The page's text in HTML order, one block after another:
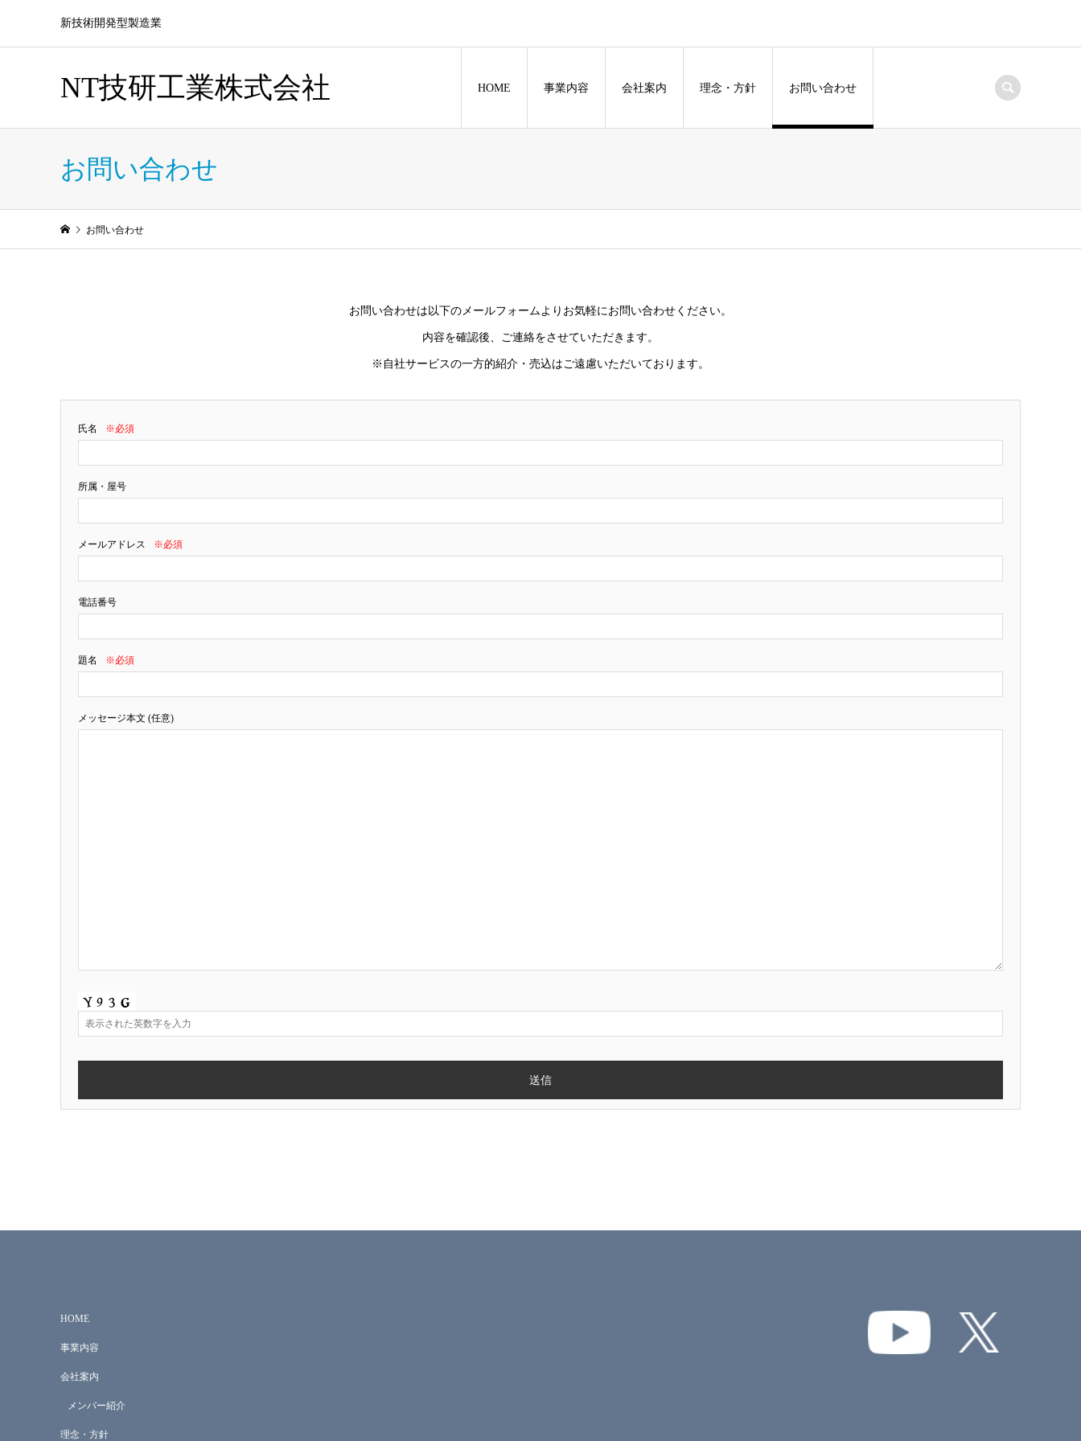
新技術開発型製造業
NT技研工業株式会社 HOME 事業内容 会社案内 理念・方針 お問い合わせ
お問い合わせ
お問い合わせ
お問い合わせは以下のメールフォームよりお気軽にお問い合わせください。
内容を確認後、ご連絡をさせていただきます。
※自社サービスの一方的紹介・ 売込はご遠慮いただいております。
氏名 ※必須
所属・屋号
メールアドレス ※必須
電話番号
題名 ※必須
メッセージ本文 (任意)
HOME
事業内容
会社案内
メンバー紹介
理念・方針